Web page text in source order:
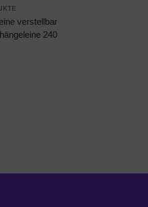
verstellbar
240